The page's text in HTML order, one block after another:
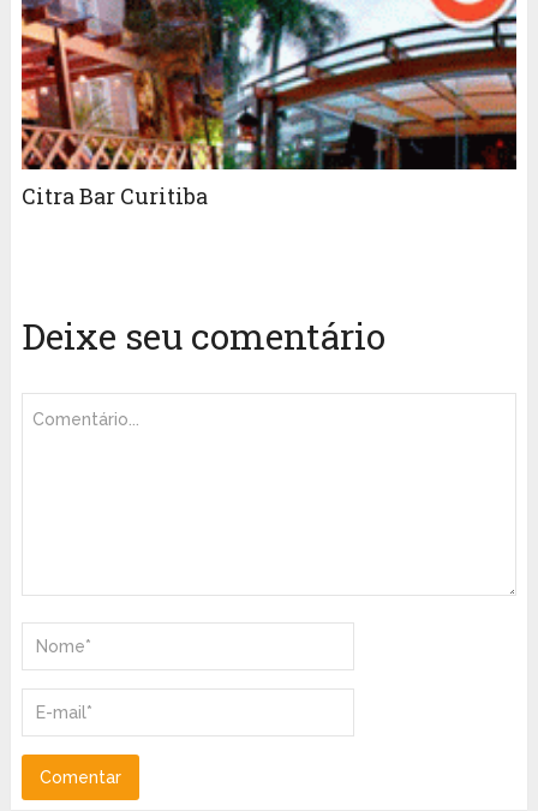
Citra Bar Curitiba
Deixe seu comentário